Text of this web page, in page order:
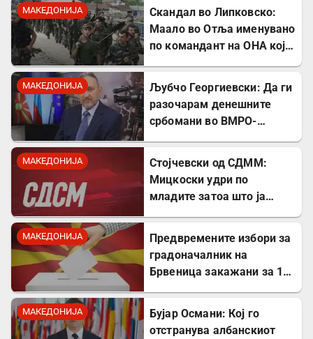
сликата
МАКЕДОНИЈА
Скандал во Липковско:
Маало во Отља именувано
по командант на ОНА кој
МАКЕДОНИЈА
Љубчо Георгиевски: Да ги
разочарам денешните
србомани во ВМРО-
Драган Богдановски беа
против Србославија
МАКЕДОНИЈА
Стојчевски од СДММ:
Мицкоски удри по
младите затоа што ја
МАКЕДОНИЈА
Предвремените избори за
градоначалник на
Брвеница закажани за 18
МАКЕДОНИЈА
Бујар Османи: Кој го
отстранува албанскиот